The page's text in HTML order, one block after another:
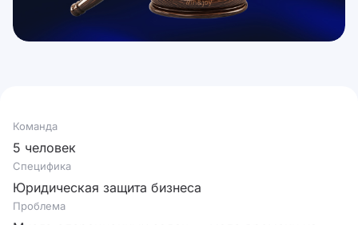
Команда
5 человек
Специфика
Юридическая защита бизнеса
Проблема